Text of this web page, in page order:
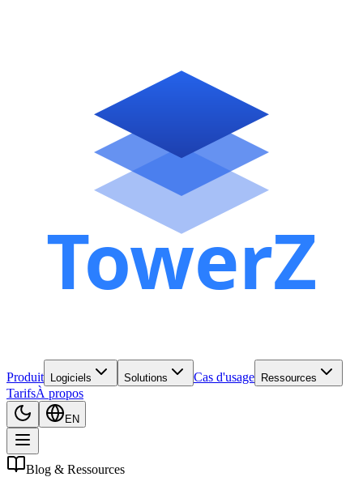
Produit Logiciels Solutions Cas d'usage Ressources
TarifsÀ propos
EN
Blog & Ressources